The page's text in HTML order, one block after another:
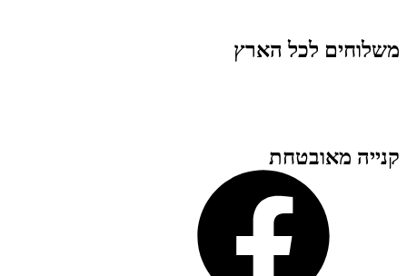
משלוחים לכל הארץ
קנייה מאובטחת